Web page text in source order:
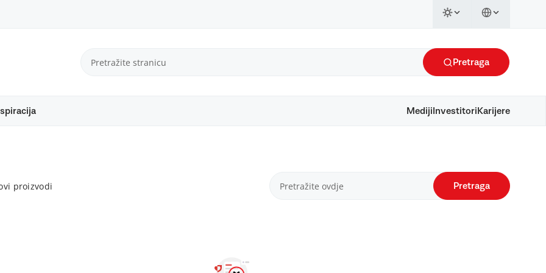
Pretraga
Mediji Investitori Karijere
proizvodi Pretraga